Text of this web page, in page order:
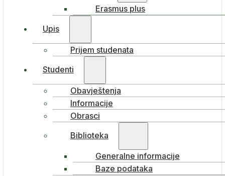
Erasmus plus
Upis
Prijem studenata
Studenti
Obavještenja
Informacije
Obrasci
Biblioteka
Generalne informacije
Baze podataka